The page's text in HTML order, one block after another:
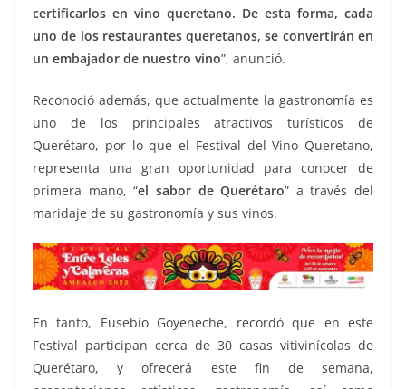
certificarlos en vino queretano. De esta forma, cada
uno de los restaurantes queretanos, se convertirán en
un embajador de nuestro vino”, anunció.
Reconoció además, que actualmente la gastronomía es
uno de los principales atractivos turísticos de
Querétaro, por lo que el Festival del Vino Queretano,
representa una gran oportunidad para conocer de
primera mano, “el sabor de Querétaro” a través del
maridaje de su gastronomía y sus vinos.
En tanto, Eusebio Goyeneche, recordó que en este
Festival participan cerca de 30 casas vitivinícolas de
Querétaro, y ofrecerá este fin de semana,